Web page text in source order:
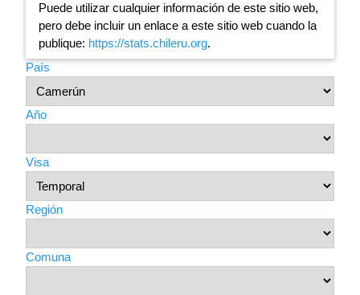
Puede utilizar cualquier información de este sitio web,
pero debe incluir un enlace a este sitio web cuando la
publique: https://stats.chileru.org.
País
Año
Visa
Región
Comuna